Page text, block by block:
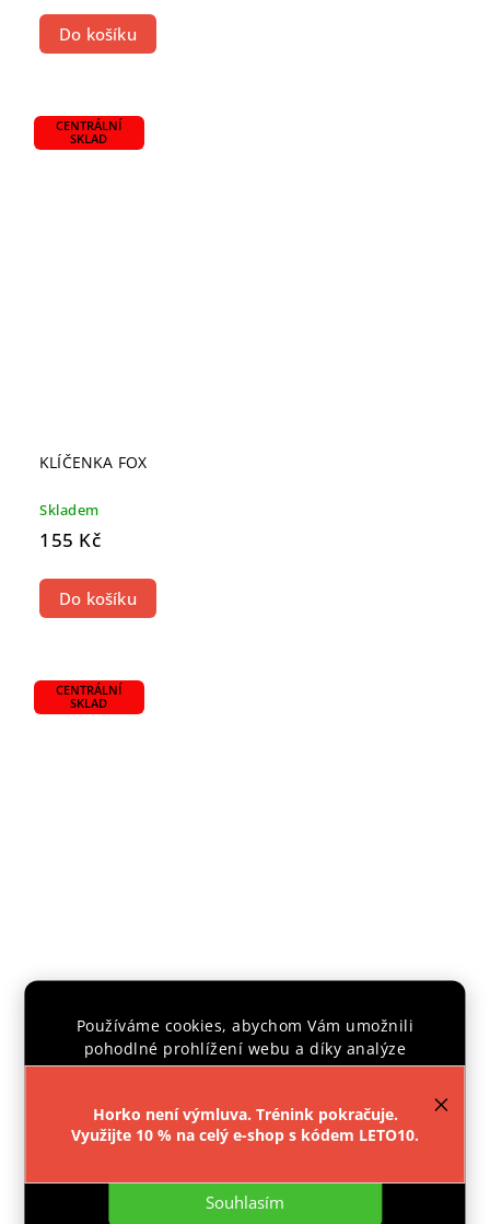
Používáme cookies, abychom Vám umožnili
pohodlné prohlížení webu a díky analýze
provozu webu neustále zlepšovali jeho funkce,
Nastavení
Souhlasím
Horko není výmluva. Trénink pokračuje.
Využijte 10 % na celý e-shop s kódem LETO10.
Do košíku
CENTRÁLNÍ
SKLAD
KLÍČENKA FOX
Skladem
155 Kč
Do košíku
CENTRÁLNÍ
SKLAD
KLÍČENKA KAPYBARA
155 Kč